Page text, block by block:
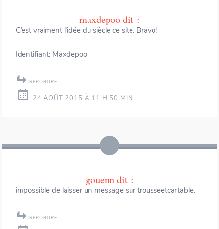
maxdepoodit :
C’est vraiment l’idée du siècle ce site. Bravo!
Identifiant: Maxdepoo
RÉPONDRE
24 AOÛT 2015 À 11 H 50 MIN
gouenndit :
impossible de laisser un message sur trousseetcartable.
RÉPONDRE